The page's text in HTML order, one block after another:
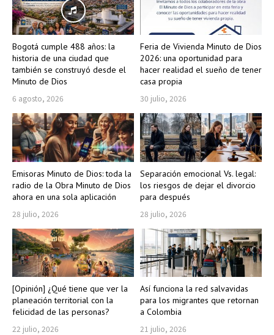
Bogotá cumple 488 años: la
historia de una ciudad que
también se construyó desde el
Minuto de Dios
6 agosto, 2026
Feria de Vivienda Minuto de Dios
2026: una oportunidad para
hacer realidad el sueño de tener
casa propia
30 julio, 2026
Emisoras Minuto de Dios: toda la
radio de la Obra Minuto de Dios
ahora en una sola aplicación
28 julio, 2026
Separación emocional Vs. legal:
los riesgos de dejar el divorcio
para después
28 julio, 2026
[Opinión] ¿Qué tiene que ver la
planeación territorial con la
felicidad de las personas?
22 julio, 2026
Así funciona la red salvavidas
para los migrantes que retornan
a Colombia
21 julio, 2026